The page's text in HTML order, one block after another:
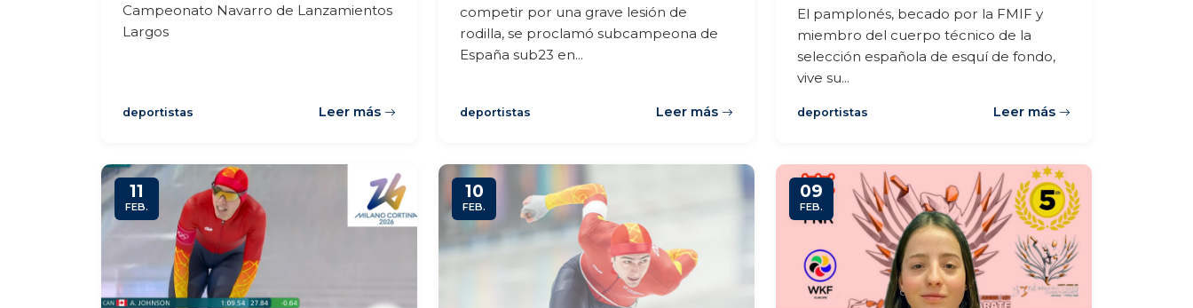
Campeonato Navarro de Lanzamientos
Largos
deportistas Leer más
competir por una grave lesión de
rodilla, se proclamó subcampeona de
España sub23 en...
deportistas Leer más
El pamplonés, becado por la FMIF y
miembro del cuerpo técnico de la
selección española de esquí de fondo,
vive su...
deportistas Leer más
11
FEB.
10
FEB.
09
FEB.